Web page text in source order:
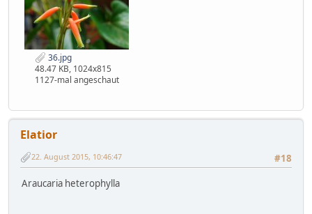
36.jpg
48.47 KB, 1024x815
1127-mal angeschaut
Elatior
#18
22. August 2015, 10:46:47
Araucaria heterophylla